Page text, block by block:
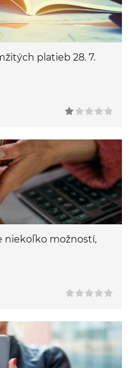
platieb 28. 7.
niekoľko možností,